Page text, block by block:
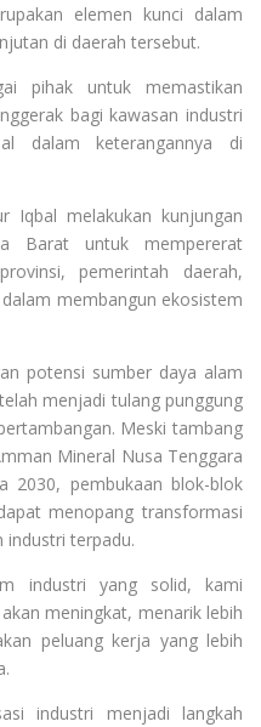
elemen kunci dalam
di daerah tersebut.
pihak untuk memastikan
bagi kawasan industri
dalam keterangannya di
Iqbal melakukan kunjungan
Barat untuk mempererat
pemerintah daerah,
membangun ekosistem
potensi sumber daya alam
menjadi tulang punggung
Meski tambang
Mineral Nusa Tenggara
2030, pembukaan blok-blok
menopang transformasi
industri terpadu.
industri yang solid, kami
meningkat, menarik lebih
peluang kerja yang lebih
industri menjadi langkah